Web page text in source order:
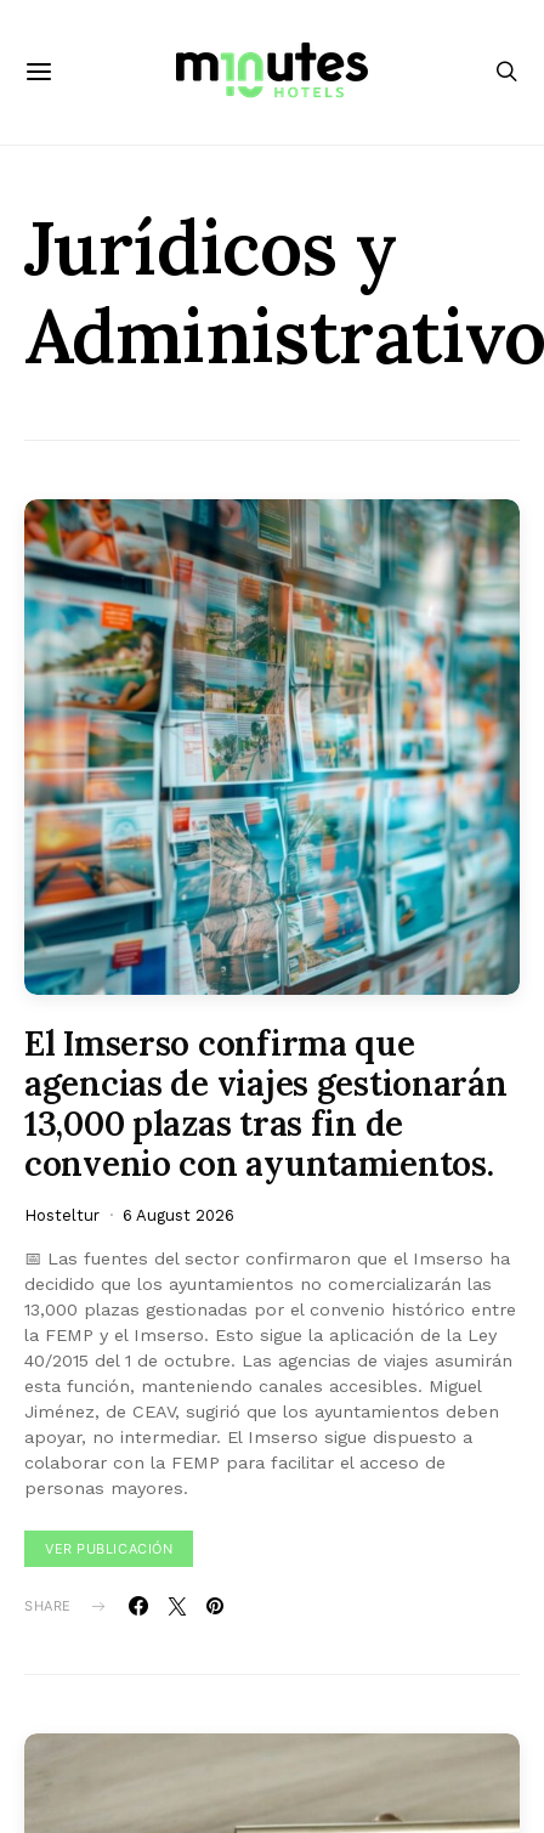
Jurídicos y
El Imserso confirma que
agencias de viajes gestionarán
13,000 plazas tras fin de
convenio con ayuntamientos.
Hosteltur 6 August 2026
📅 Las fuentes del sector confirmaron que el Imserso ha
decidido que los ayuntamientos no comercializarán las
13,000 plazas gestionadas por el convenio histórico entre
la FEMP y el Imserso. Esto sigue la aplicación de la Ley
40/2015 del 1 de octubre. Las agencias de viajes asumirán
esta función, manteniendo canales accesibles. Miguel
Jiménez, de CEAV, sugirió que los ayuntamientos deben
apoyar, no intermediar. El Imserso sigue dispuesto a
colaborar con la FEMP para facilitar el acceso de
personas mayores.
VER PUBLICACIÓN
SHARE